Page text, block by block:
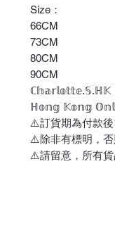
Size：
66CM
73CM
80CM
90CM
ℂ𝕙𝕒𝕣𝕝𝕠𝕥𝕥𝕖.𝕊.ℍ𝕂
ℍ𝕠𝕟𝕘 𝕂𝕠𝕟𝕘
⚠️訂貨期為付款後
⚠️除非有標明，
⚠️請留意，所有